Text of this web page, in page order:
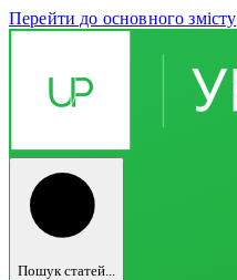
Перейти до основного змісту
Пошук статей...